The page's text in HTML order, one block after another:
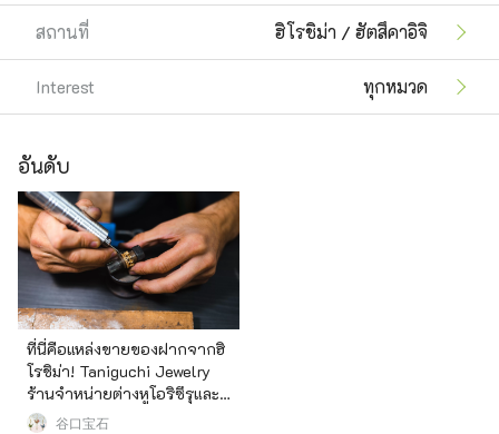
สถานที่ ฮิโรชิม่า / ฮัตสึคาอิจิ
Interest ทุกหมวด
อันดับ
ที่นี่คือแหล่งขายของฝากจากฮิ
โรชิม่า! Taniguchi Jewelry
ร้านจำหน่ายต่างหูโอริซึรุและ
เครื่องประดับไข่มุกญี่ปุ่น
谷口宝石